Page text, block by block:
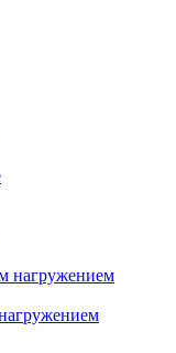
нагружением